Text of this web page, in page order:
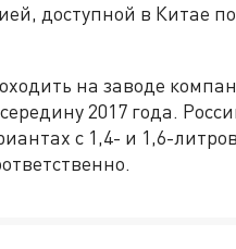
доступной в Китае
на заводе
2017 года.
с 1,4- и 1,6-